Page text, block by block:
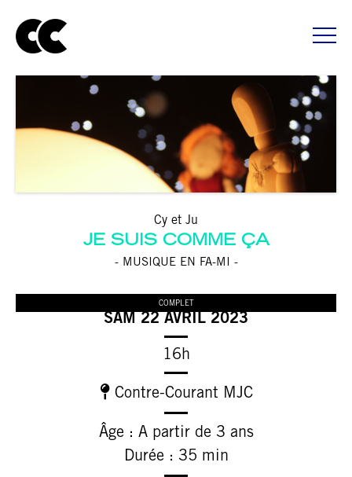
Cy et Ju
JE SUIS COMME ÇA
- MUSIQUE EN FA-MI -
COMPLET
SAM 22 AVRIL 2023
16h
Contre-Courant MJC
Âge : A partir de 3 ans
Durée : 35 min